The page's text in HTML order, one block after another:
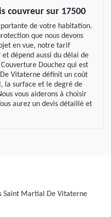
couvreur sur 17500
de votre habitation.
que nous devons
en vue, notre tarif
dépend aussi du délai de
Douchez qui est
Vitaterne définit un coût
la surface et le degré de
vous aiderons à choisir
aurez un devis détaillé et
Saint Martial De Vitaterne